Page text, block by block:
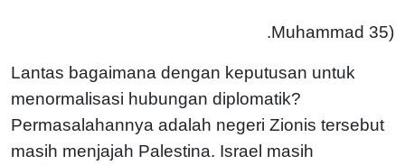
Muhammad 35).
Lantas bagaimana dengan keputusan untuk
menormalisasi hubungan diplomatik?
Permasalahannya adalah negeri Zionis tersebut
masih menjajah Palestina. Israel masih